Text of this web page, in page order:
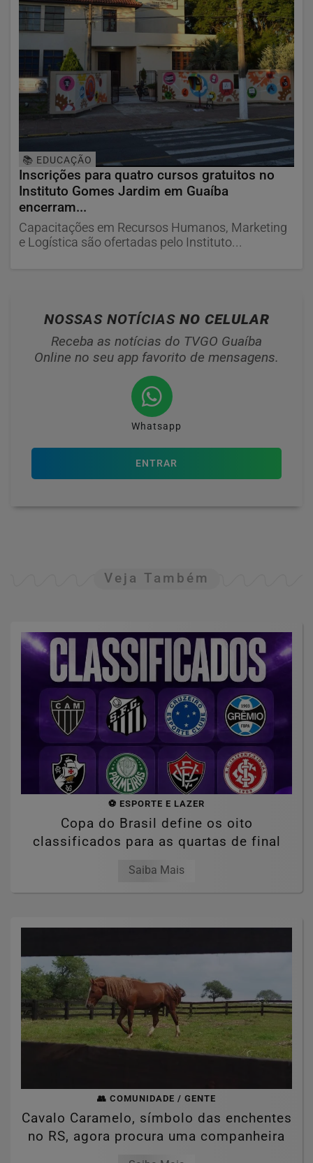
📚 EDUCAÇÃO
Inscrições para quatro cursos gratuitos no
Instituto Gomes Jardim em Guaíba
encerram...
Capacitações em Recursos Humanos, Marketing
e Logística são ofertadas pelo Instituto...
NOSSAS NOTÍCIAS NO CELULAR
Receba as notícias do TVGO Guaíba
Online no seu app favorito de mensagens.
Whatsapp
ENTRAR
Veja Também
⚽ ESPORTE E LAZER
Copa do Brasil define os oito
classificados para as quartas de final
Saiba Mais
👥 COMUNIDADE / GENTE
Cavalo Caramelo, símbolo das enchentes
no RS, agora procura uma companheira